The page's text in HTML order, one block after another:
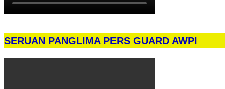
SERUAN PANGLIMA PERS GUARD AWPI